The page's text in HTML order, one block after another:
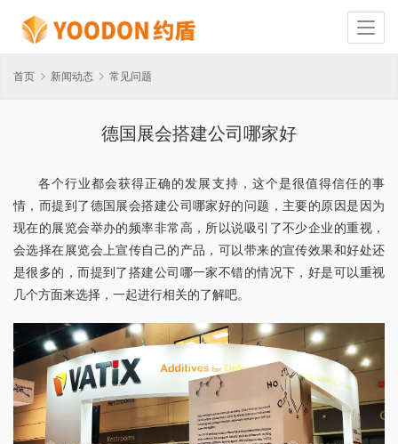
首页 新闻动态 常见问题
德国展会搭建公司哪家好
各个行业都会获得正确的发展支持，这个是很值得信任的事
情，而提到了德国展会搭建公司哪家好的问题，主要的原因是因为
现在的展览会举办的频率非常高，所以说吸引了不少企业的重视，
会选择在展览会上宣传自己的产品，可以带来的宣传效果和好处还
是很多的，而提到了搭建公司哪一家不错的情况下，好是可以重视
几个方面来选择，一起进行相关的了解吧。